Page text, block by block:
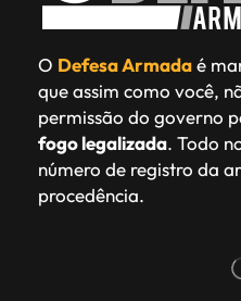
O Defesa Armadaé
que assim como você,
permissão do governo
fogo legalizada. Todo
número de registro da
procedência.